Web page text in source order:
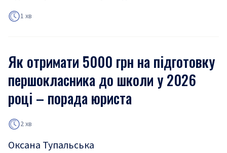
1 хв
Як отримати 5000 грн на підготовку
першокласника до школи у 2026
році – порада юриста
2 хв
Оксана Тупальська